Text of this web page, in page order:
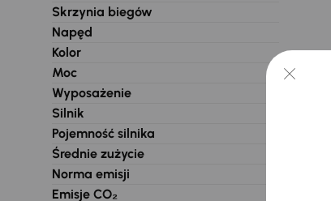
Skrzynia biegów
Napęd
Kolor
Moc
Wyposażenie
Silnik
Pojemność silnika
Średnie zużycie
Norma emisji
Emisje CO₂